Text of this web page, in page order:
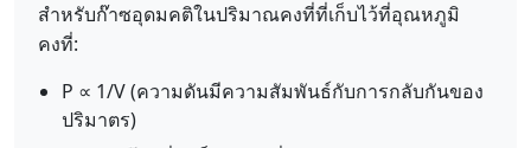
สำหรับก๊าซอุดมคติในปริมาณคงที่ที่เก็บไว้ที่อุณหภูมิ
คงที่:
P ∝ 1/V (ความดันมีความสัมพันธ์กับการกลับกันของ
ปริมาตร)